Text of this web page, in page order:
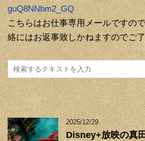
guQ8NNbm2_GQ
こちらはお仕事専用メールですの
絡にはお返事致しかねますのでご
2025/12/29
Disney+放映の真